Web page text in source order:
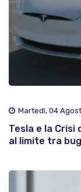
Martedì, 04
Tesla e la Crisi
al limite tra